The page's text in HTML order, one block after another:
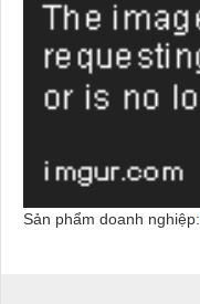
Sản phẩm doanh nghiệp: